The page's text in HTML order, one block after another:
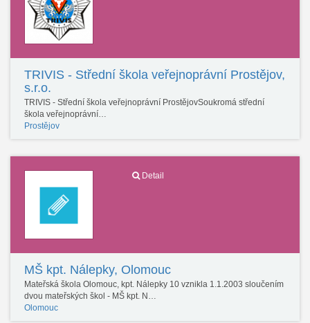
TRIVIS - Střední škola veřejnoprávní Prostějov,
s.r.o.
TRIVIS - Střední škola veřejnoprávní ProstějovSoukromá střední
škola veřejnoprávní…
Prostějov
Detail
MŠ kpt. Nálepky, Olomouc
Mateřská škola Olomouc, kpt. Nálepky 10 vznikla 1.1.2003 sloučením
dvou mateřských škol - MŠ kpt. N…
Olomouc